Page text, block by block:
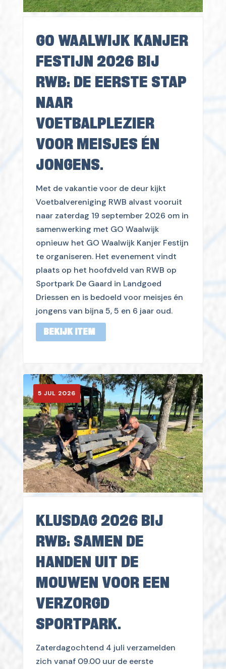
GO WAALWIJK KANJER
FESTIJN 2026 BIJ
RWB: DE EERSTE STAP
NAAR
VOETBALPLEZIER
VOOR MEISJES ÉN
JONGENS.
Met de vakantie voor de deur kijkt
Voetbalvereniging RWB alvast vooruit
naar zaterdag 19 september 2026 om in
samenwerking met GO Waalwijk
opnieuw het GO Waalwijk Kanjer Festijn
te organiseren. Het evenement vindt
plaats op het hoofdveld van RWB op
Sportpark De Gaard in Landgoed
Driessen en is bedoeld voor meisjes én
jongens van bijna 5, 5 en 6 jaar oud.
BEKIJK ITEM
5 JUL 2026
KLUSDAG 2026 BIJ
RWB: SAMEN DE
HANDEN UIT DE
MOUWEN VOOR EEN
VERZORGD
SPORTPARK.
Zaterdagochtend 4 juli verzamelden
zich vanaf 09.00 uur de eerste